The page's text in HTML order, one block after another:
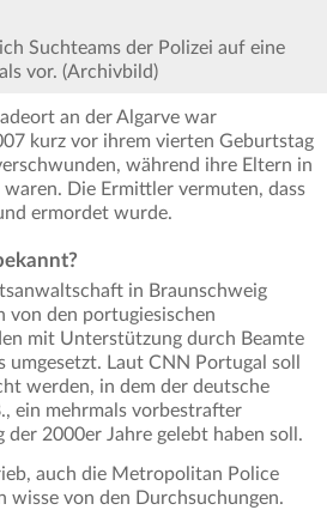
Suchteams der Polizei auf eine
vor. (Archivbild)
an der Algarve war
kurz vor ihrem vierten Geburtstag
während ihre Eltern in
waren. Die Ermittler vermuten, dass
ermordet wurde.
in Braunschweig
von den portugiesischen
mit Unterstützung durch Beamte
umgesetzt. Laut CNN Portugal soll
werden, in dem der deutsche
ein mehrmals vorbestrafter
der 2000er Jahre gelebt haben soll.
auch die Metropolitan Police
wisse von den Durchsuchungen.